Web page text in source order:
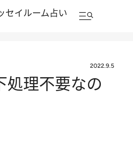
セイルーム占い
2022.9.5
処理不要なの